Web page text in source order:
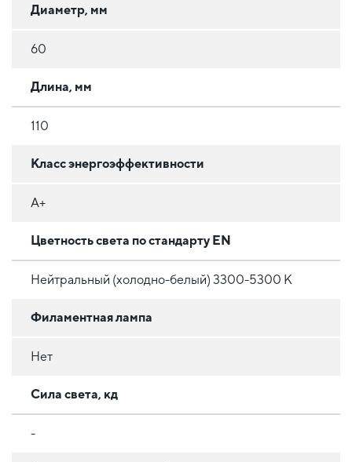
Диаметр, мм
60
Длина, мм
110
Класс энергоэффективности
A+
Цветность света по стандарту EN
Нейтральный (холодно-белый) 3300-5300 K
Филаментная лампа
Нет
Сила света, кд
-